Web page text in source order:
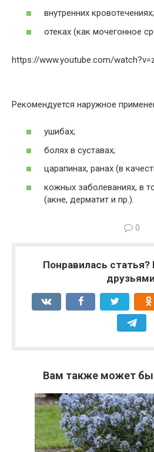
внутренних кровотечениях;
отеках (как мочегонное
https://www.youtube.com/
Рекомендуется наружное
ушибах;
болях в суставах;
царапинах, ранах (в
кожных заболеваниях, в
(акне, дерматит и пр.).
0
Понравилась
Вам также может